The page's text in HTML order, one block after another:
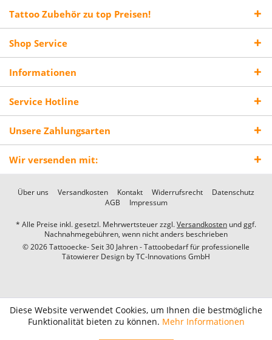
Tattoo Zubehör zu top Preisen!
Shop Service
Informationen
Service Hotline
Unsere Zahlungsarten
Wir versenden mit:
Über uns Versandkosten Kontakt Widerrufsrecht
Datenschutz
AGB
Impressum
* Alle Preise inkl. gesetzl. Mehrwertsteuer zzgl.Versandkosten und ggf.
Nachnahmegebühren, wenn nicht anders beschrieben
© 2026 Tattooecke- Seit 30 Jahren - Tattoobedarf für professionelle
Tätowierer Design byTC-Innovations GmbH
Diese Website verwendet Cookies, um Ihnen die bestmögliche
Funktionalität bieten zu können. Mehr Informationen